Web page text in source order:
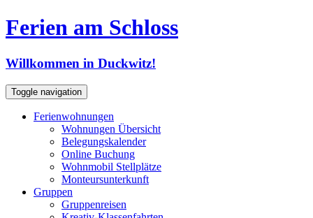
Ferien am Schloss
Willkommen in Duckwitz!
Toggle navigation
Ferienwohnungen
Wohnungen Übersicht
Belegungskalender
Online Buchung
Wohnmobil Stellplätze
Monteursunterkunft
Gruppen
Gruppenreisen